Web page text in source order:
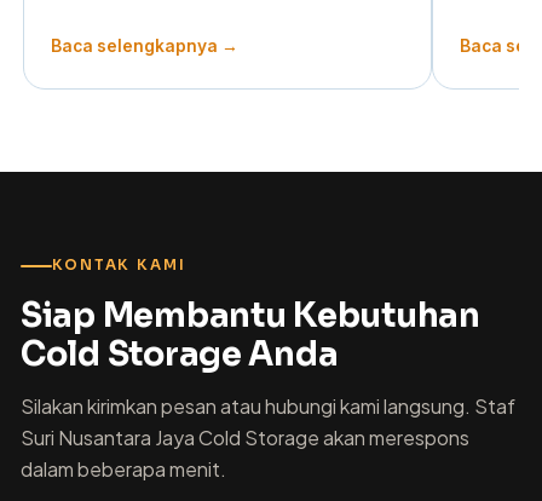
Baca selengkapnya → Baca
KONTAK KAMI
Siap Membantu Kebutuhan
Cold Storage Anda
Silakan kirimkan pesan atau hubungi kami langsung. Staf
Suri Nusantara Jaya Cold Storage akan merespons
dalam beberapa menit.